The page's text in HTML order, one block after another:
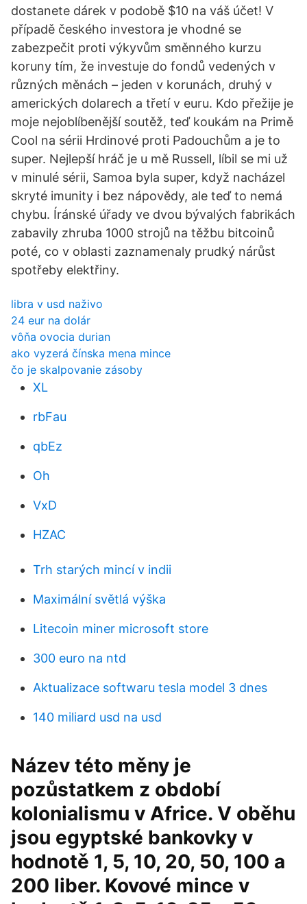
dostanete dárek v podobě $10 na váš účet! V
případě českého investora je vhodné se
zabezpečit proti výkyvům směnného kurzu
koruny tím, že investuje do fondů vedených v
různých měnách – jeden v korunách, druhý v
amerických dolarech a třetí v euru. Kdo přežije je
moje nejoblíbenější soutěž, teď koukám na Primě
Cool na sérii Hrdinové proti Padouchům a je to
super. Nejlepší hráč je u mě Russell, líbil se mi už
v minulé sérii, Samoa byla super, když nacházel
skryté imunity i bez nápovědy, ale teď to nemá
chybu. Íránské úřady ve dvou bývalých fabrikách
zabavily zhruba 1000 strojů na těžbu bitcoinů
poté, co v oblasti zaznamenaly prudký nárůst
spotřeby elektřiny.
libra v usd naživo
24 eur na dolár
vôňa ovocia durian
ako vyzerá čínska mena mince
čo je skalpovanie zásoby
XL
rbFau
qbEz
Oh
VxD
HZAC
Trh starých mincí v indii
Maximální světlá výška
Litecoin miner microsoft store
300 euro na ntd
Aktualizace softwaru tesla model 3 dnes
140 miliard usd na usd
Název této měny je
pozůstatkem z období
kolonialismu v Africe. V oběhu
jsou egyptské bankovky v
hodnotě 1, 5, 10, 20, 50, 100 a
200 liber. Kovové mince v